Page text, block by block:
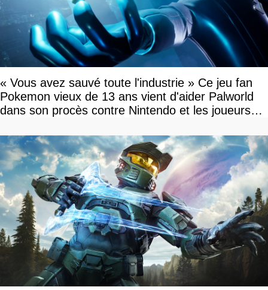
« Vous avez sauvé toute l'industrie » Ce jeu fan
Pokemon vieux de 13 ans vient d'aider Palworld
dans son procès contre Nintendo et les joueurs